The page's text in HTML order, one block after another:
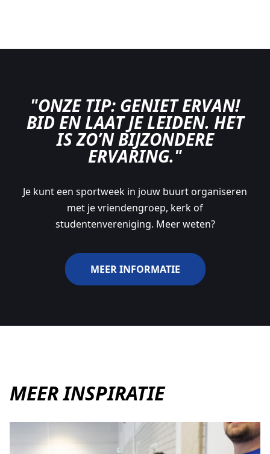
"ONZE TIP: GENIET ERVAN!
BID EN LAAT JE LEIDEN. HET
IS ZO’N BIJZONDERE
ERVARING."
Je kunt een sportweek in jouw buurt organiseren
met je vriendengroep, kerk of
studentenvereniging. Meer weten?
MEER INFORMATIE
MEER INSPIRATIE